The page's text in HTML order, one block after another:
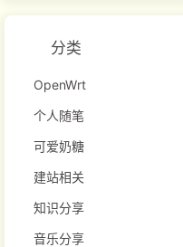
分类
OpenWrt
个人随笔
可爱奶糖
建站相关
知识分享
音乐分享